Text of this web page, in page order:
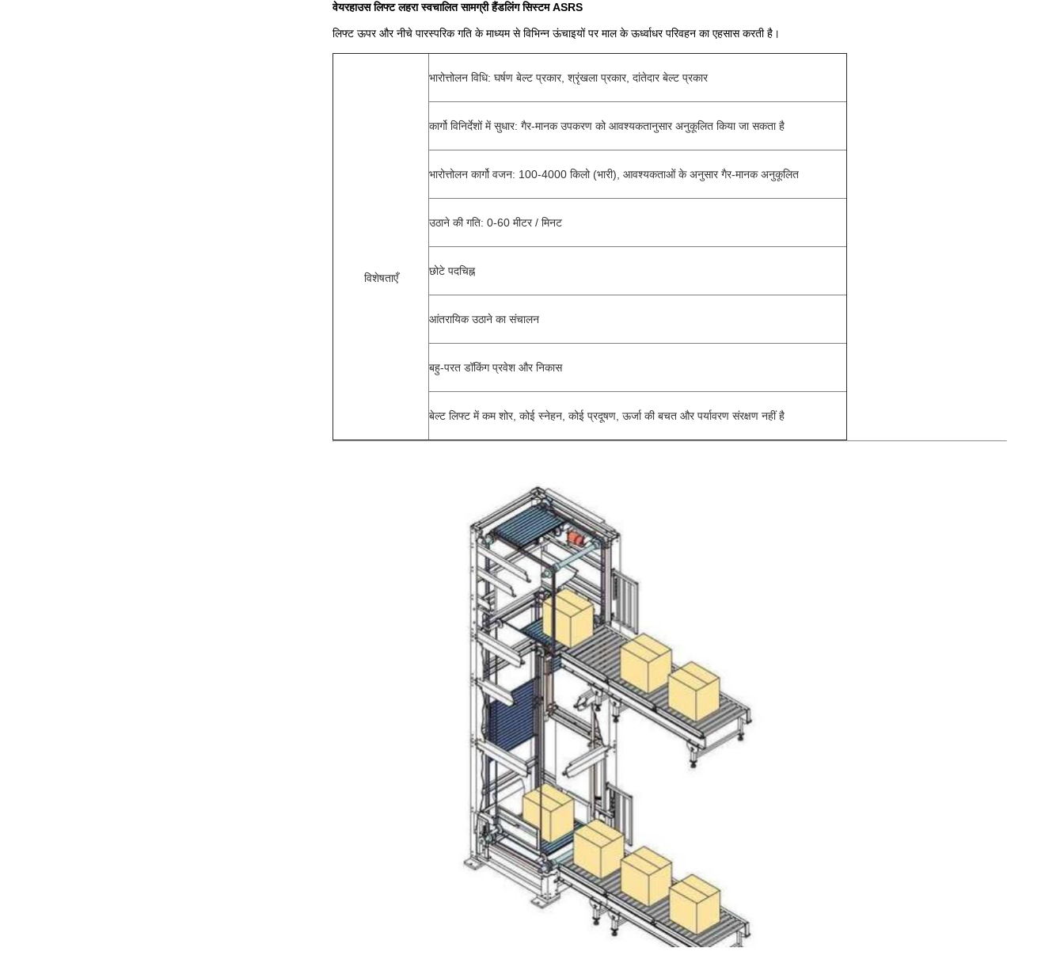
वेयरहाउस लिफ्ट लहरा स्वचालित सामग्री हैंडलिंग सिस्टम ASRS
लिफ्ट ऊपर और नीचे पारस्परिक गति के माध्यम से विभिन्न ऊंचाइयों पर माल के ऊर्ध्वाधर परिवहन का एहसास करती है।
विशेषताएँ
भारोत्तोलन विधि: घर्षण बेल्ट प्रकार, श्रृंखला प्रकार, दांतेदार बेल्ट प्रकार
कार्गो विनिर्देशों में सुधार: गैर-मानक उपकरण को आवश्यकतानुसार अनुकूलित किया जा सकता है
भारोत्तोलन कार्गो वजन: 100-4000 किलो (भारी), आवश्यकताओं के अनुसार गैर-मानक अनुकूलित
उठाने की गति: 0-60 मीटर / मिनट
छोटे पदचिह्न
आंतरायिक उठाने का संचालन
बहु-परत डॉकिंग प्रवेश और निकास
बेल्ट लिफ्ट में कम शोर, कोई स्नेहन, कोई प्रदूषण, ऊर्जा की बचत और पर्यावरण संरक्षण नहीं है